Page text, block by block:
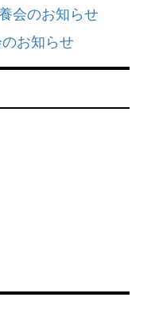
会のお知らせ
お知らせ